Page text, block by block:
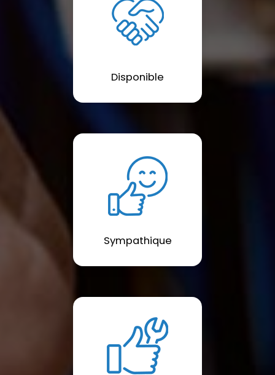
Disponible
Sympathique